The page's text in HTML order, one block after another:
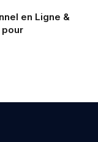
en Ligne &
pour